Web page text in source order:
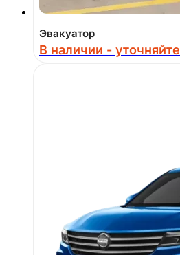
Эвакуатор
В наличии - уточняйте